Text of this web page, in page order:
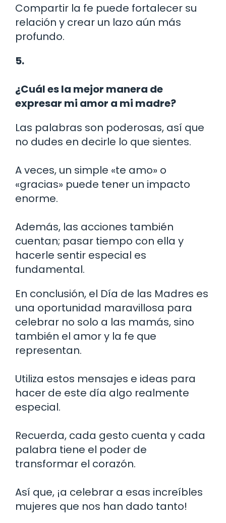
Compartir la fe puede fortalecer su
relación y crear un lazo aún más
profundo.
5.
¿Cuál es la mejor manera de
expresar mi amor a mi madre?
Las palabras son poderosas, así que
no dudes en decirle lo que sientes.
A veces, un simple «te amo» o
«gracias» puede tener un impacto
enorme.
Además, las acciones también
cuentan; pasar tiempo con ella y
hacerle sentir especial es
fundamental.
En conclusión, el Día de las Madres es
una oportunidad maravillosa para
celebrar no solo a las mamás, sino
también el amor y la fe que
representan.
Utiliza estos mensajes e ideas para
hacer de este día algo realmente
especial.
Recuerda, cada gesto cuenta y cada
palabra tiene el poder de
transformar el corazón.
Así que, ¡a celebrar a esas increíbles
mujeres que nos han dado tanto!